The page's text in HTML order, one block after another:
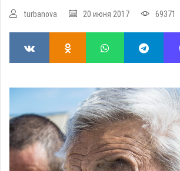
turbanova 20 июня 2017 69371